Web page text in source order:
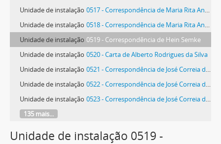
Unidade de instalação 0517 - Correspondência de Maria Rita Andrea de Figueiredo Rodrigues Seixas
Unidade de instalação 0518 - Correspondência de Maria Rita Andrea de Figueiredo Rodrigues Seixas
Unidade de instalação 0519 - Correspondência de Hein Semke
Unidade de instalação 0520 - Carta de Alberto Rodrigues da Silva
Unidade de instalação 0521 - Correspondência de José Correia da Silva
Unidade de instalação 0522 - Correspondência de José Correia da Silva
Unidade de instalação 0523 - Correspondência de José Correia da Silva
135 mais...
Unidade de instalação 0519 -